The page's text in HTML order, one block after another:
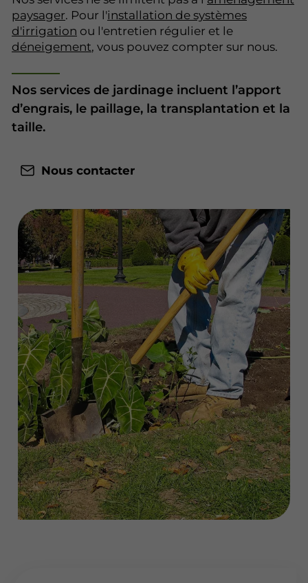
paysager. Pour l'installation de systèmes
d'irrigation ou l'entretien régulier et le
déneigement, vous pouvez compter sur nous.
Nos services de jardinage incluent l’apport
d’engrais, le paillage, la transplantation et la
taille.
Nous contacter